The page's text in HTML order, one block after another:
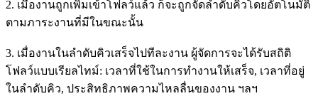
2. เมื่องานถูกเพิ่มเข้าโฟลว์แล้ว ก็จะถูกจัดลำดับคิวโดยอัตโนมัติ
ตามภาระงานที่มีในขณะนั้น
3. เมื่องานในลำดับคิวเสร็จไปทีละงาน ผู้จัดการจะได้รับสถิติ
โฟลว์แบบเรียลไทม์: เวลาที่ใช้ในการทำงานให้เสร็จ, เวลาที่อยู่
ในลำดับคิว, ประสิทธิภาพความไหลลื่นของงาน ฯลฯ